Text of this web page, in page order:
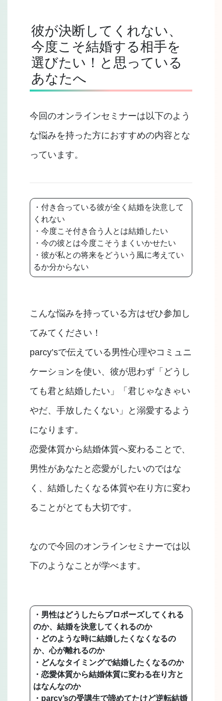
彼が決断してくれない、
今度こそ結婚する相手を
選びたい！と思っている
あなたへ
今回のオンラインセミナーは以下のよう
な悩みを持った方におすすめの内容とな
っています。
・付き合っている彼が全く結婚を決意して
くれない
・今度こそ付き合う人とは結婚したい
・今の彼とは今度こそうまくいかせたい
・彼が私との将来をどういう風に考えてい
るか分からない
こんな悩みを持っている方はぜひ参加し
てみてください！
parcy’sで伝えている男性心理やコミュニ
ケーションを使い、彼が思わず「どうし
ても君と結婚したい」「君じゃなきゃい
やだ、手放したくない」と溺愛するよう
になります。
恋愛体質から結婚体質へ変わることで、
男性があなたと恋愛がしたいのではな
く、結婚したくなる体質や在り方に変わ
ることがとても大切です。
なので今回のオンラインセミナーでは以
下のようなことが学べます。
・男性はどうしたらプロポーズしてくれる
のか、結婚を決意してくれるのか
・どのような時に結婚したくなくなるの
か、心が離れるのか
・どんなタイミングで結婚したくなるのか
・恋愛体質から結婚体質に変わる在り方と
はなんなのか
・parcy’sの受講生で諦めてたけど逆転結婚